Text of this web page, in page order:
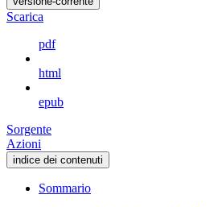
Scarica
pdf
html
epub
Sorgente
Azioni
indice dei contenuti
Sommario